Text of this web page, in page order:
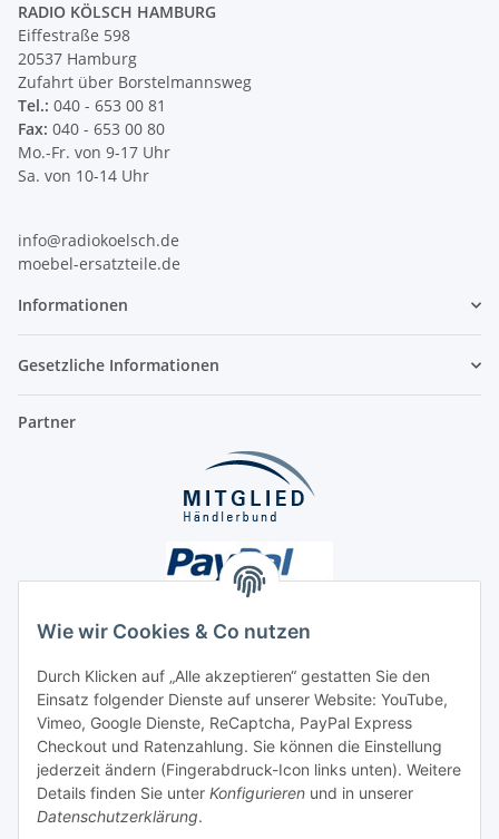
Wie wir Cookies & Co nutzen
Durch Klicken auf „Alle akzeptieren“ gestatten Sie den
Einsatz folgender Dienste auf unserer Website: YouTube,
Vimeo, Google Dienste, ReCaptcha, PayPal Express
Checkout und Ratenzahlung. Sie können die Einstellung
jederzeit ändern (Fingerabdruck-Icon links unten). Weitere
Details finden Sie unter Konfigurieren und in unserer
Datenschutzerklärung.
RADIO KÖLSCH HAMBURG
Eiffestraße 598
20537 Hamburg
Zufahrt über Borstelmannsweg
Tel.: 040 - 653 00 81
Fax: 040 - 653 00 80
Mo.-Fr. von 9-17 Uhr
Sa. von 10-14 Uhr
info@radiokoelsch.de
moebel-ersatzteile.de
Informationen
Gesetzliche Informationen
Partner
Unsere Seiten
Social Media